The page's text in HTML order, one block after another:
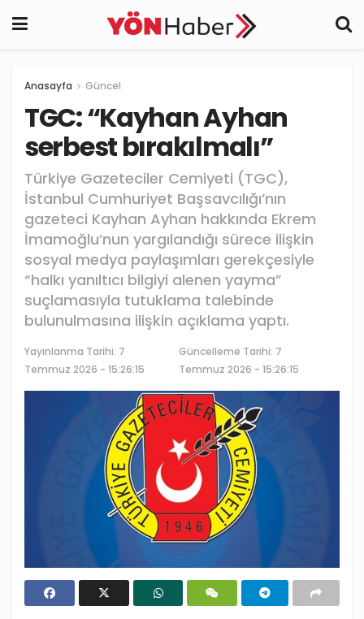
Anasayfa Güncel
TGC: “Kayhan Ayhan
serbest bırakılmalı”
Türkiye Gazeteciler Cemiyeti (TGC),
İstanbul Cumhuriyet Başsavcılığı’nın
gazeteci Kayhan Ayhan hakkında Ekrem
İmamoğlu’nun yargılandığı sürece ilişkin
sosyal medya paylaşımları gerekçesiyle
“halkı yanıltıcı bilgiyi alenen yayma”
suçlamasıyla tutuklama talebinde
bulunulmasına ilişkin açıklama yaptı.
Yayınlanma Tarihi: 7
Temmuz 2026 - 15:26:15
Güncelleme Tarihi: 7
Temmuz 2026 - 15:26:15